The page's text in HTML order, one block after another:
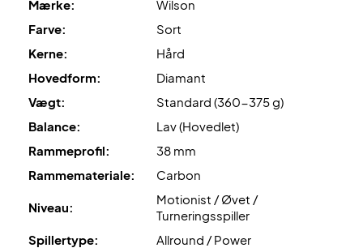
Power Pillar
er teknologien der ligger bag battets 'bro'.
Den special designet
Power Pillar
stabilitet samt mere power!
Sublime Griper grebet, der har en ideel blanding af
blødhed, 'tack' og komfort, og har ekstra fugtabsorption
gennem mikroperforeringer i grebets overflade.
pris
Leveres uden cover!
Mærke:
Wilson
Farve:
Sort
Kerne:
Hård
Hovedform:
Diamant
Vægt:
Standard (360-375 g)
Balance:
Lav (Hovedlet)
Rammeprofil:
38 mm
Rammemateriale:
Carbon
Niveau:
Motionist / Øvet /
Turneringsspiller
Spillertype:
Allround / Power